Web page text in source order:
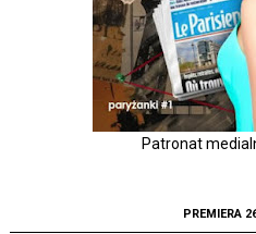
Patronat
PREMIERA